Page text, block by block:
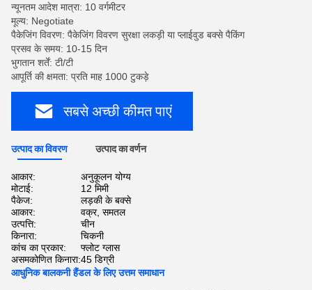
न्यूनतम आदेश मात्रा: 10 वर्गमीटर
मूल्य: Negotiate
पैकेजिंग विवरण: पैकेजिंग विवरण सुरक्षा लकड़ी या प्लाईवुड बक्से पैकिंग
प्रसव के समय: 10-15 दिन
भुगतान शर्तें: टी/टी
आपूर्ति की क्षमता: प्रति माह 1000 टुकड़े
सबसे अच्छी कीमत पाएं
उत्पाद का विवरण उत्पाद का वर्णन
आकार:
अनुकूलन योग्य
मोटाई:
12 मिमी
पैकेज:
लड़की के बक्से
आकार:
वक्र, समतल
उत्पत्ति:
चीन
किनारा:
चिकनी
कांच का प्रकार:
फ्लोट ग्लास
असमकोणित किनारा:45 डिग्री
आधुनिक बालकनी हैंडल के लिए उत्तम समाधान